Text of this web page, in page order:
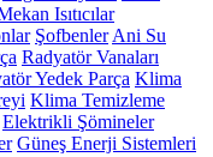
Isıtıcılar
Şofbenler Ani Su
Radyatör Vanaları
Yedek Parça Klima
Klima Temizleme
Elektrikli Şömineler
Güneş Enerji Sistemleri